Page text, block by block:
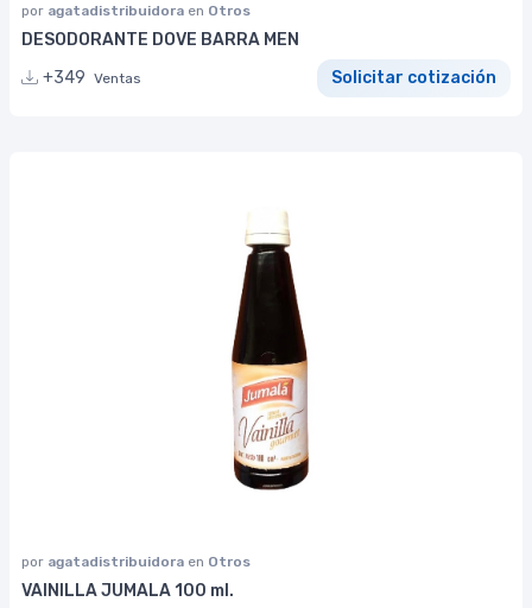
por agatadistribuidora en Otros
DESODORANTE DOVE BARRA MEN
+349 Ventas Solicitar cotización
por agatadistribuidora en Otros
VAINILLA JUMALA 100 ml.